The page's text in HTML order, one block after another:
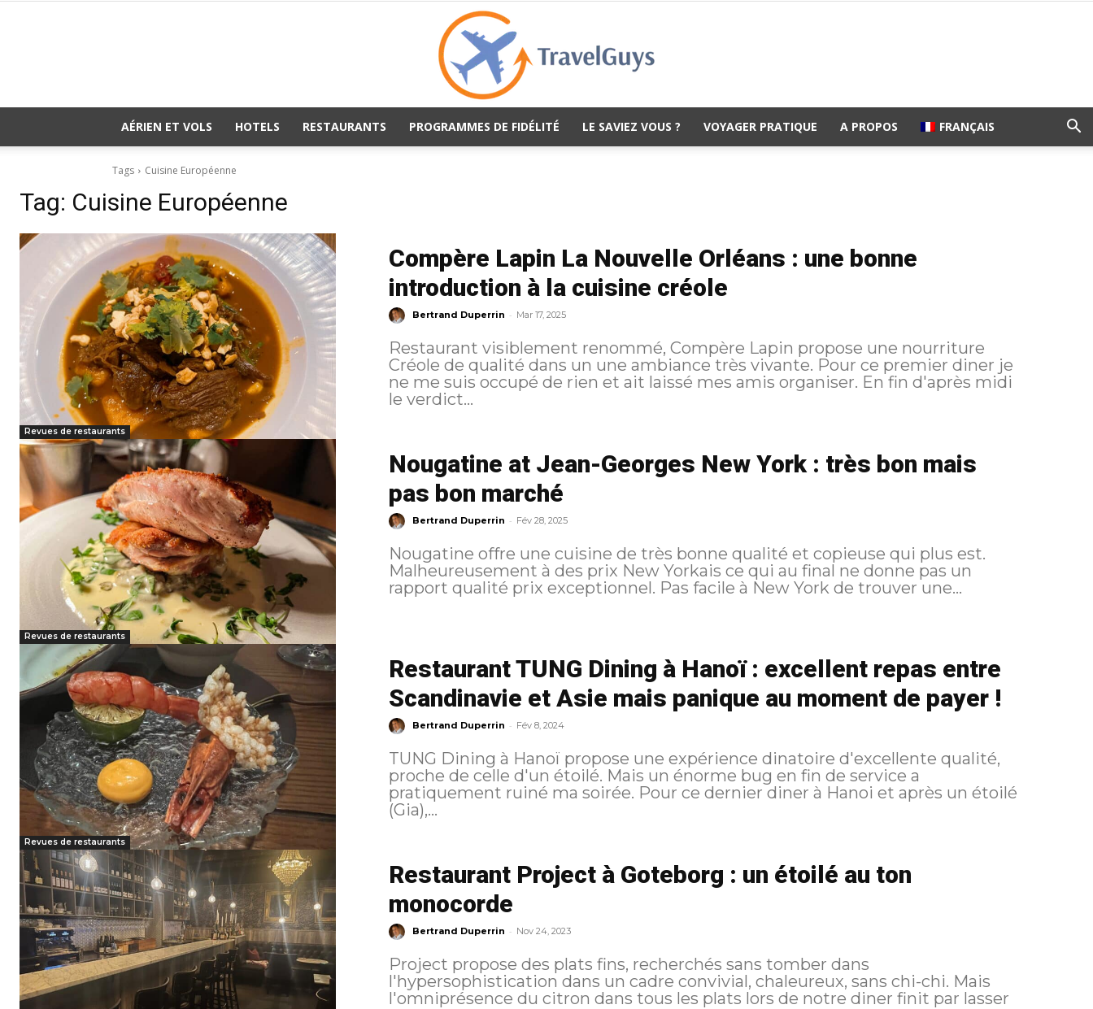
AÉRIEN ET VOLS HOTELS RESTAURANTS PROGRAMMES DE FIDÉLITÉ LE SAVIEZ VOUS ? VOYAGER PRATIQUE A PROPOS FRANÇAIS
Tags Cuisine Européenne
Tag: Cuisine Européenne
Revues de restaurants
Compère Lapin La Nouvelle Orléans : une bonne
introduction à la cuisine créole
Bertrand Duperrin - Mar 17, 2025
Restaurant visiblement renommé, Compère Lapin propose une nourriture
Créole de qualité dans un une ambiance très vivante. Pour ce premier diner je
ne me suis occupé de rien et ait laissé mes amis organiser. En fin d'après midi
le verdict...
Revues de restaurants
Nougatine at Jean-Georges New York : très bon mais
pas bon marché
Bertrand Duperrin - Fév 28, 2025
Nougatine offre une cuisine de très bonne qualité et copieuse qui plus est.
Malheureusement à des prix New Yorkais ce qui au final ne donne pas un
rapport qualité prix exceptionnel. Pas facile à New York de trouver une...
Revues de restaurants
Restaurant TUNG Dining à Hanoï : excellent repas entre
Scandinavie et Asie mais panique au moment de payer !
Bertrand Duperrin - Fév 8, 2024
TUNG Dining à Hanoï propose une expérience dinatoire d'excellente qualité,
proche de celle d'un étoilé. Mais un énorme bug en fin de service a
pratiquement ruiné ma soirée. Pour ce dernier diner à Hanoi et après un étoilé
(Gia),...
Restaurant Project à Goteborg : un étoilé au ton
monocorde
Bertrand Duperrin - Nov 24, 2023
Project propose des plats fins, recherchés sans tomber dans
l'hypersophistication dans un cadre convivial, chaleureux, sans chi-chi. Mais
l'omniprésence du citron dans tous les plats lors de notre diner finit par lasser